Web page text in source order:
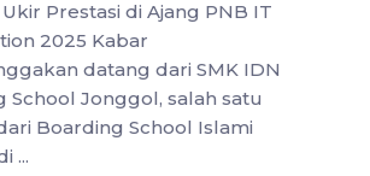
Prestasi di Ajang PNB IT
2025 Kabar
datang dari SMK IDN
School Jonggol, salah satu
Boarding School Islami